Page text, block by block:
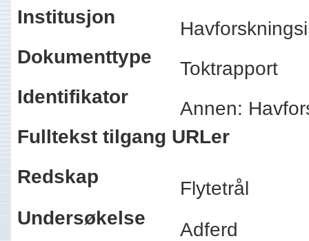
Institusjon
Dokumenttype
Toktrapport
Identifikator
Annen:
Fulltekst tilgang URLer
Redskap
Flytetrål
Undersøkelse
Adferd